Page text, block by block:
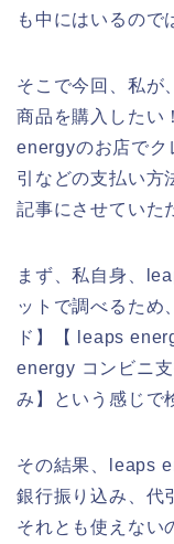
も中にはいるので
そこで今回、私
商品を購入したい
energyのお店でク
引などの支払い方
記事にさせていた
まず、私自身、
ットで調べるため
ド】【 leaps
energy コンビニ
み】という感じで
その結果、leaps
銀行振り込み、代
それとも使えない